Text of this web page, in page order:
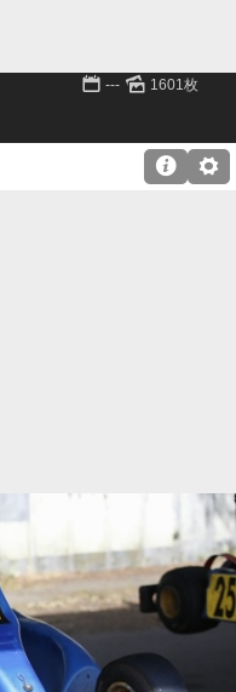
📅 --- 🌄 1601枚
⚙
